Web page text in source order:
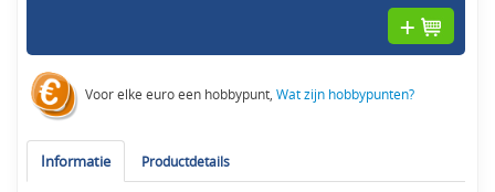
Voor elke euro een hobbypunt,Wat zijn hobbypunten?
Informatie Productdetails